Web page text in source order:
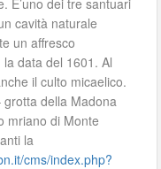
E’uno dei tre santuari
cavità naturale
un affresco
data del 1601. Al
il culto micaelico.
della Madona
mriano di Monte
la
cms/index.php?